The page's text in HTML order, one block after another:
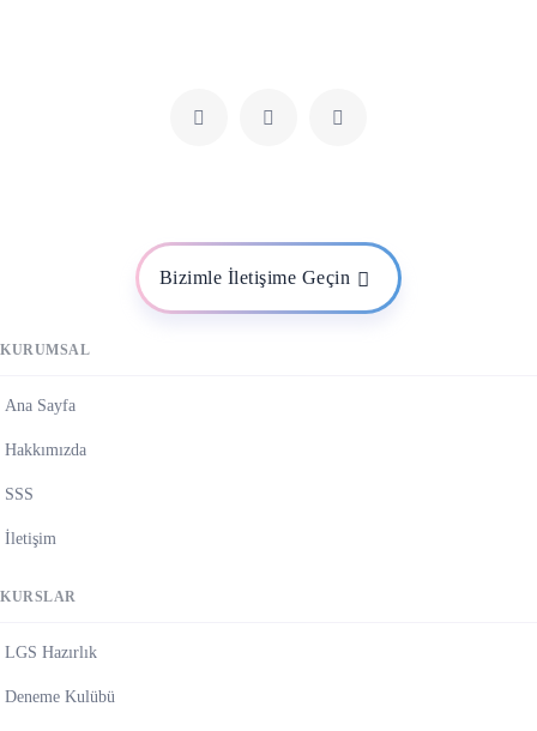
Bizimle İletişime Geçin
KURUMSAL
Ana Sayfa
Hakkımızda
SSS
İletişim
KURSLAR
LGS Hazırlık
Deneme Kulübü